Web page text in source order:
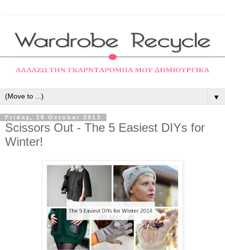
▼
Friday, 18 October 2013
Scissors Out - The 5 Easiest DIYs for
Winter!